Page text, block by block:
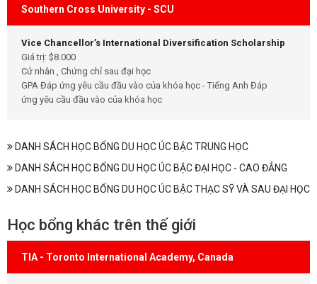
Southern Cross University - SCU
Vice Chancellor’s International Diversification Scholarship
Giá trị: $8.000
Cử nhân , Chứng chỉ sau đại học
GPA Đáp ứng yêu cầu đầu vào của khóa học - Tiếng Anh Đáp
ứng yêu cầu đầu vào của khóa học
DANH SÁCH HỌC BỔNG DU HỌC ÚC BẬC TRUNG HỌC
DANH SÁCH HỌC BỔNG DU HỌC ÚC BẬC ĐẠI HỌC - CAO ĐẲNG
DANH SÁCH HỌC BỔNG DU HỌC ÚC BẬC THẠC SỸ VÀ SAU ĐẠI HỌC
Học bổng khác trên thế giới
TIA - Toronto International Academy, Canada